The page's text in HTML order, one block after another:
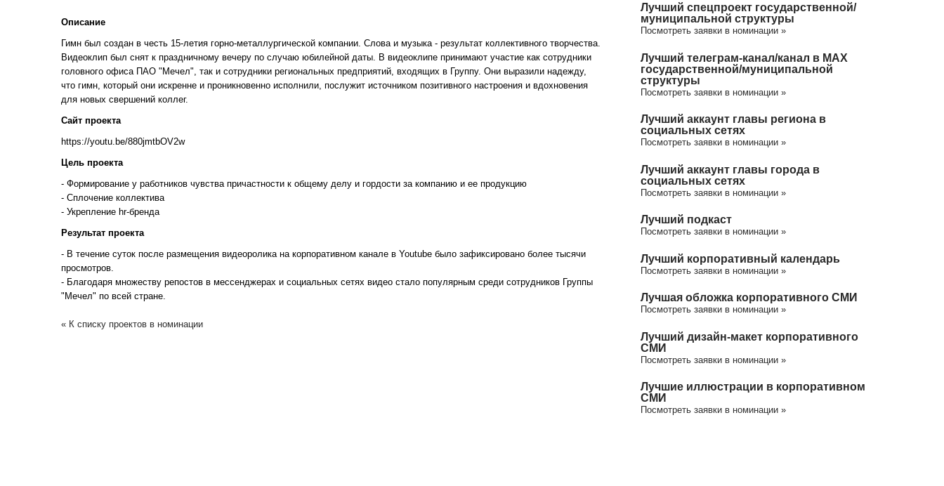
Описание
Гимн был создан в честь 15-летия горно-металлургической компании. Слова и музыка - результат коллективного творчества.
Видеоклип был снят к праздничному вечеру по случаю юбилейной даты. В видеоклипе принимают участие как сотрудники
головного офиса ПАО "Мечел", так и сотрудники региональных предприятий, входящих в Группу. Они выразили надежду,
что гимн, который они искренне и проникновенно исполнили, послужит источником позитивного настроения и вдохновения
для новых свершений коллег.
Сайт проекта
https://youtu.be/880jmtbOV2w
Цель проекта
- Формирование у работников чувства причастности к общему делу и гордости за компанию и ее продукцию
- Сплочение коллектива
- Укрепление hr-бренда
Результат проекта
- В течение суток после размещения видеоролика на корпоративном канале в Youtube было зафиксировано более тысячи
просмотров.
- Благодаря множеству репостов в мессенджерах и социальных сетях видео стало популярным среди сотрудников Группы
"Мечел" по всей стране.
« К списку проектов в номинации
Лучший спецпроект государственной/
муниципальной структуры
Посмотреть заявки в номинации »
Лучший телеграм-канал/канал в МАХ
государственной/муниципальной
структуры
Посмотреть заявки в номинации »
Лучший аккаунт главы региона в
социальных сетях
Посмотреть заявки в номинации »
Лучший аккаунт главы города в
социальных сетях
Посмотреть заявки в номинации »
Лучший подкаст
Посмотреть заявки в номинации »
Лучший корпоративный календарь
Посмотреть заявки в номинации »
Лучшая обложка корпоративного СМИ
Посмотреть заявки в номинации »
Лучший дизайн-макет корпоративного
СМИ
Посмотреть заявки в номинации »
Лучшие иллюстрации в корпоративном
СМИ
Посмотреть заявки в номинации »